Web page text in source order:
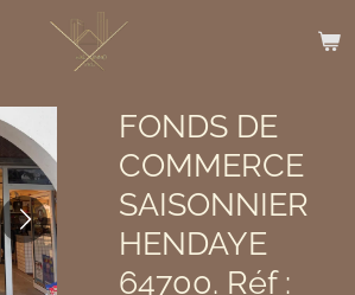
FONDS DE
COMMERCE
SAISONNIER
HENDAYE
64700. Réf :